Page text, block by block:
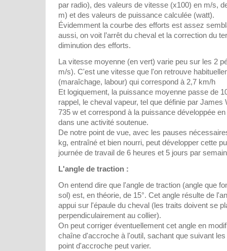
par radio), des valeurs de vitesse (x100) en m/s,
m) et des valeurs de puissance calculée (watt).
Évidemment la courbe des efforts est assez
aussi, on voit l’arrêt du cheval et la correction du
diminution des efforts.
La vitesse moyenne (en vert) varie peu sur les 2
m/s). C'est une vitesse que l'on retrouve
(maraîchage, labour) qui correspond à 2,7 km/h
Et logiquement, la puissance moyenne passe de
rappel, le cheval vapeur, tel que définie par James
735 w et correspond à la puissance développée
dans une activité soutenue.
De notre point de vue, avec les pauses
kg, entraîné et bien nourri, peut développer cette
journée de travail de 6 heures et 5 jours par
L'angle de traction :
On entend dire que l'angle de traction (angle que
sol) est, en théorie, de 15°. Cet angle résulte de
appui sur l'épaule du cheval (les traits doivent se
perpendiculairement au collier).
On peut corriger éventuellement cet angle en
chaîne d'accroche à l'outil, sachant que suivant
point d'accroche peut varier.